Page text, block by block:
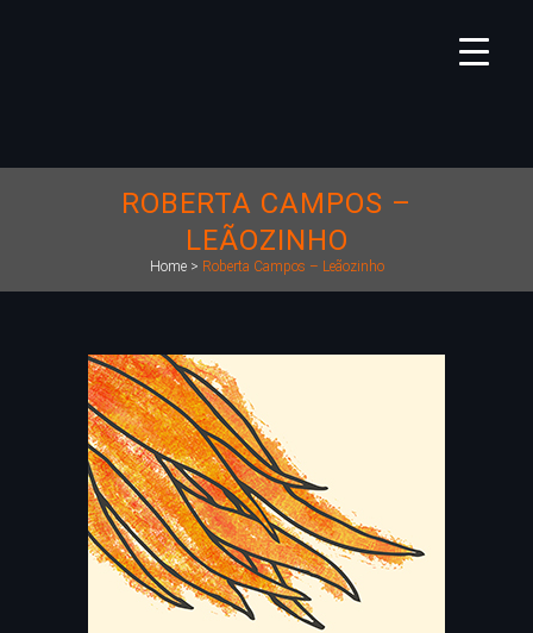
ROBERTA CAMPOS –
LEÃOZINHO
Home> Roberta Campos – Leãozinho